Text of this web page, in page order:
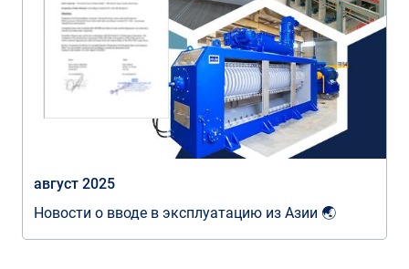
август 2025
Новости о вводе в эксплуатацию из Азии 🌏